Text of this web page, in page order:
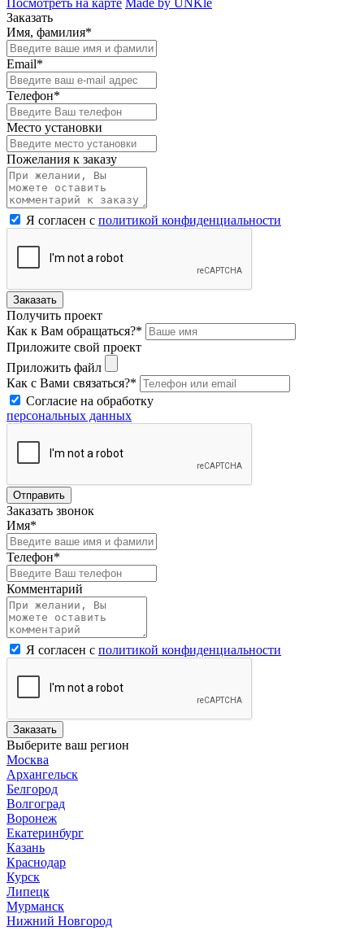
Заказать
Имя, фамилия*
Email*
Телефон*
Место установки
Пожелания к заказу
Я согласен с политикой конфиденциальности
Заказать
Получить проект
Как к Вам обращаться?*
Приложите свой проект
Приложить файл
Как с Вами связаться?*
Согласие на обработку
персональных данных
Отправить
Заказать звонок
Имя*
Телефон*
Комментарий
Я согласен с политикой конфиденциальности
Заказать
Выберите ваш регион
Москва
Архангельск
Белгород
Волгоград
Воронеж
Екатеринбург
Казань
Краснодар
Курск
Липецк
Мурманск
Нижний Новгород